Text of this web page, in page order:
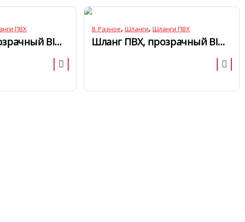
ПВХ
Шланг ПВХ, прозрачный BIO 6мм (пищевой)
8. Разное, Шланги, Шланги ПВХ
Шланг ПВХ, прозрачный BIO 16мм (пищевой)